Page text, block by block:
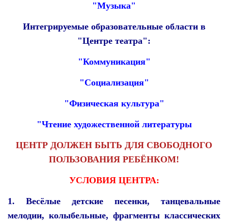
"Музыка​​"
Интегрируемые образовательные области в
"Центре театра":
"Коммуникация"
"Социализация"
"Физическая культура"
"Чтение художественной литературы
ЦЕНТР ДОЛЖЕН БЫТЬ ДЛЯ СВОБОДНОГО
ПОЛЬЗОВАНИЯ РЕБЁНКОМ!
УСЛОВИЯ ЦЕНТРА:
1. Весёлые детские песенки, танцевальные
мелодии, колыбельные, фрагменты классических